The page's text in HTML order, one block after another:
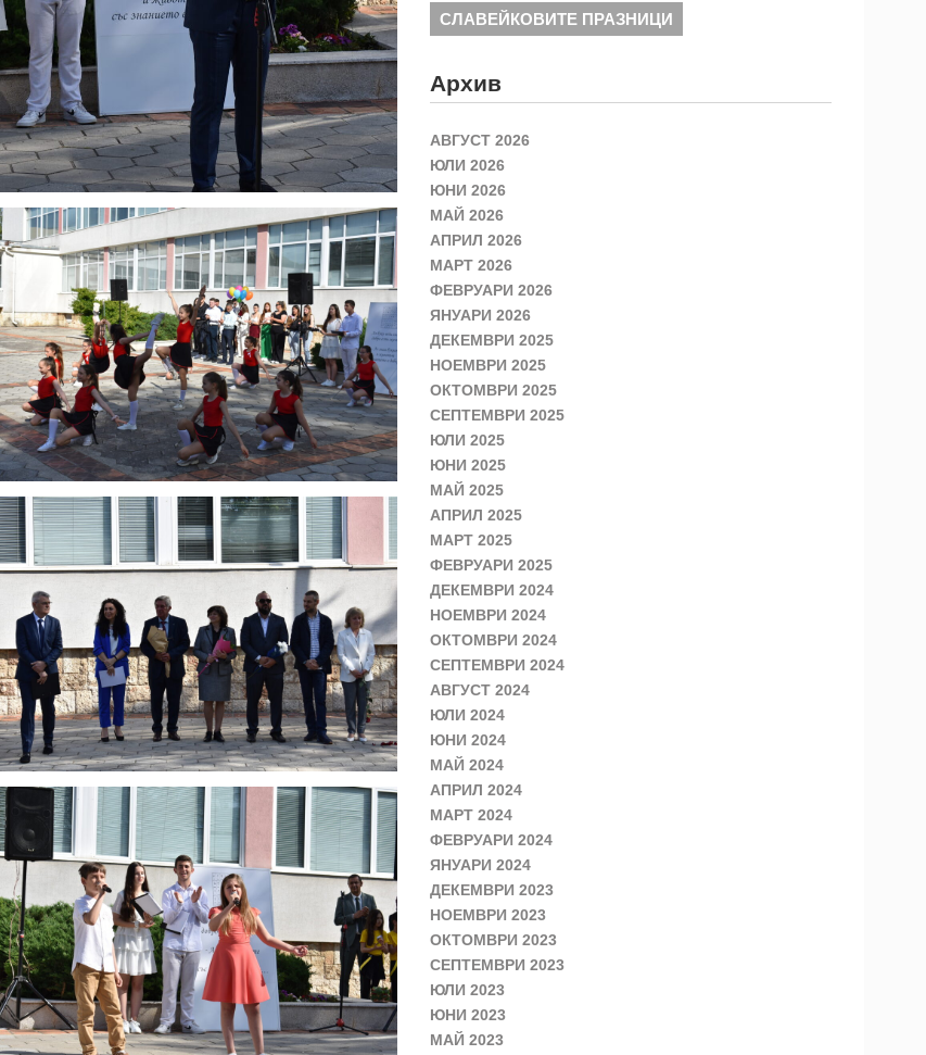
СЛАВЕЙКОВИТЕ ПРАЗНИЦИ
Архив
АВГУСТ 2026
ЮЛИ 2026
ЮНИ 2026
МАЙ 2026
АПРИЛ 2026
МАРТ 2026
ФЕВРУАРИ 2026
ЯНУАРИ 2026
ДЕКЕМВРИ 2025
НОЕМВРИ 2025
ОКТОМВРИ 2025
СЕПТЕМВРИ 2025
ЮЛИ 2025
ЮНИ 2025
МАЙ 2025
АПРИЛ 2025
МАРТ 2025
ФЕВРУАРИ 2025
ДЕКЕМВРИ 2024
НОЕМВРИ 2024
ОКТОМВРИ 2024
СЕПТЕМВРИ 2024
АВГУСТ 2024
ЮЛИ 2024
ЮНИ 2024
МАЙ 2024
АПРИЛ 2024
МАРТ 2024
ФЕВРУАРИ 2024
ЯНУАРИ 2024
ДЕКЕМВРИ 2023
НОЕМВРИ 2023
ОКТОМВРИ 2023
СЕПТЕМВРИ 2023
ЮЛИ 2023
ЮНИ 2023
МАЙ 2023